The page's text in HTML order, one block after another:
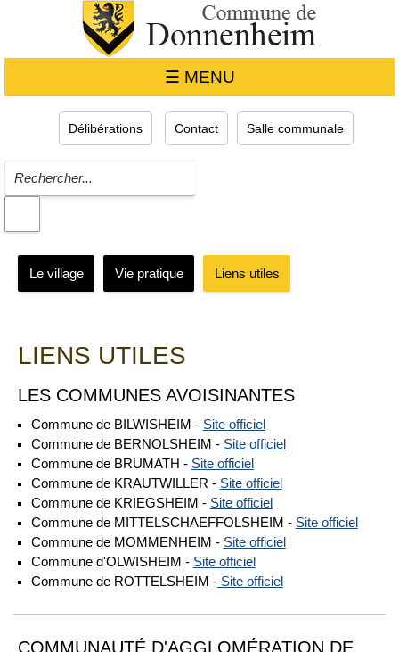
☰ MENU
Délibérations Contact Salle communale
Le village Vie pratique Liens utiles
LIENS UTILES
LES COMMUNES AVOISINANTES
Commune de BILWISHEIM - Site officiel
Commune de BERNOLSHEIM - Site officiel
Commune de BRUMATH - Site officiel
Commune de KRAUTWILLER - Site officiel
Commune de KRIEGSHEIM - Site officiel
Commune de MITTELSCHAEFFOLSHEIM - Site officiel
Commune de MOMMENHEIM - Site officiel
Commune d'OLWISHEIM - Site officiel
Commune de ROTTELSHEIM -Site officiel
COMMUNAUTÉ D'AGGLOMÉRATION DE